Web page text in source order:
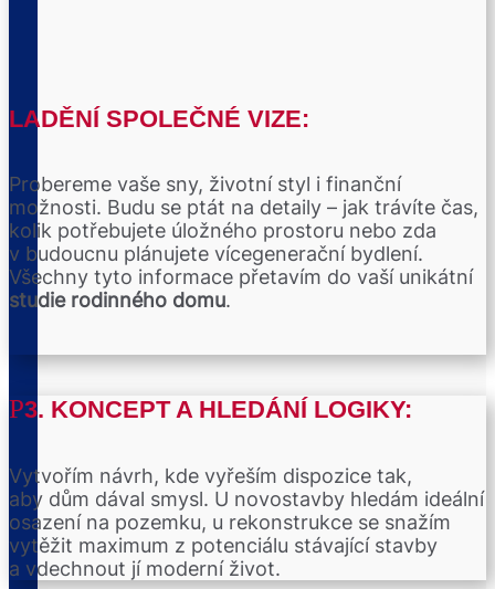
LADĚNÍ SPOLEČNÉ VIZE:
Probereme vaše sny, životní styl i finanční
možnosti. Budu se ptát na detaily – jak trávíte čas,
kolik potřebujete úložného prostoru nebo zda
v budoucnu plánujete vícegenerační bydlení.
Všechny tyto informace přetavím do vaší unikátní
studie rodinného domu.
3. KONCEPT A HLEDÁNÍ LOGIKY:
Vytvořím návrh, kde vyřeším dispozice tak,
aby dům dával smysl. U novostavby hledám ideální
osazení na pozemku, u rekonstrukce se snažím
vytěžit maximum z potenciálu stávající stavby
a vdechnout jí moderní život.